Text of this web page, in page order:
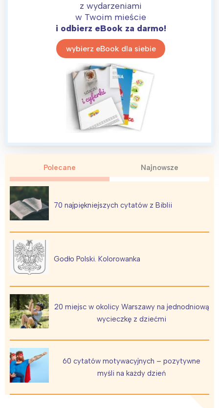
z wydarzeniami
w Twoim mieście
i odbierz eBook za darmo!
wybierz eBook dla siebie
Polecane Najnowsze
70 najpiękniejszych cytatów z Biblii
Godło Polski. Kolorowanka
20 miejsc w okolicy Warszawy na jednodniową
wycieczkę z dziećmi
60 cytatów motywacyjnych – pozytywne
myśli na każdy dzień
Interesują mnie wydarzenia z
tego regionu:
Warszawa
Trójmiasto
Śląsk
Kraków
Południe
Północ